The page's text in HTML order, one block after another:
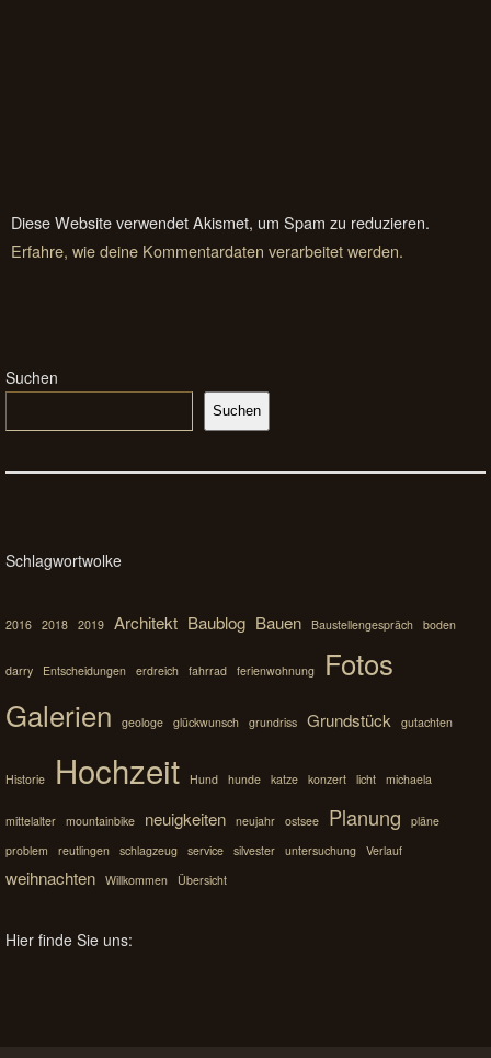
Diese Website verwendet Akismet, um Spam zu reduzieren.
Erfahre, wie deine Kommentardaten verarbeitet werden.
Suchen
Suchen
Schlagwortwolke
2016 2018 2019 Architekt Baublog Bauen Baustellengespräch boden
darry Entscheidungen erdreich fahrrad ferienwohnung
Fotos
Galerien
geologe glückwunsch grundriss Grundstück gutachten
Historie Hochzeit Hund hunde katze konzert licht michaela
mittelalter mountainbike neuigkeiten neujahr ostsee Planung
pläne
problem
reutlingen schlagzeug service silvester untersuchung Verlauf
weihnachten Willkommen Übersicht
Hier finde Sie uns: